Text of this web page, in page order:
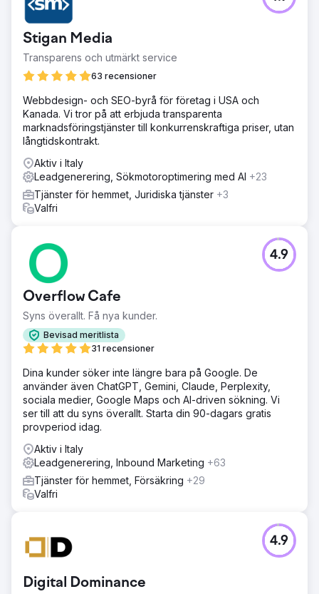
genom webbplats- och applikationsoptimering - 90 %
lägre kostnad per kundförvärv via Google Ads - Stabil
tillväxt av månatlig försäljning under de senaste två åren
Gå till byråsida
Stigan Media
Transparens och utmärkt service
63 recensioner
Webbdesign- och SEO-byrå för företag i USA och
Kanada. Vi tror på att erbjuda transparenta
marknadsföringstjänster till konkurrenskraftiga priser, utan
långtidskontrakt.
Aktiv i Italy
Leadgenerering, Sökmotoroptimering med AI +23
Tjänster för hemmet, Juridiska tjänster +3
Valfri
Overflow Cafe
Syns överallt. Få nya kunder.
Bevisad meritlista
31 recensioner
4.9
Dina kunder söker inte längre bara på Google. De
använder även ChatGPT, Gemini, Claude, Perplexity,
sociala medier, Google Maps och AI-driven sökning. Vi
ser till att du syns överallt. Starta din 90-dagars gratis
provperiod idag.
Aktiv i Italy
Leadgenerering, Inbound Marketing +63
Tjänster för hemmet, Försäkring +29
Valfri
Digital Dominance
4.9